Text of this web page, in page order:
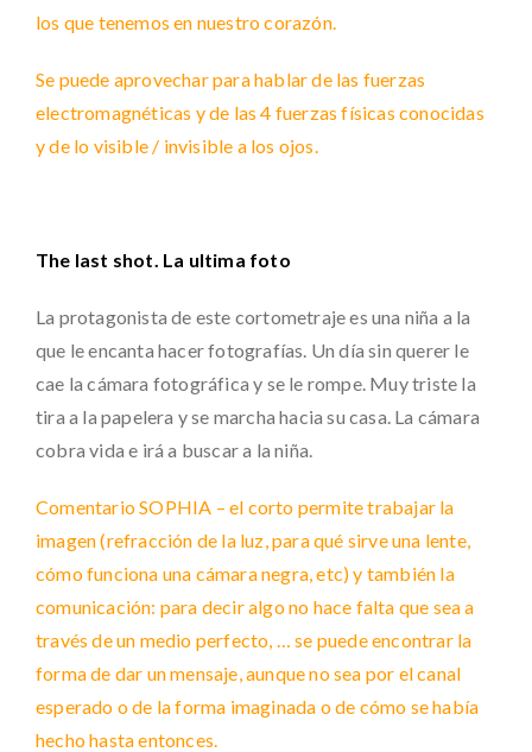
los que tenemos en nuestro corazón.
Se puede aprovechar para hablar de las fuerzas
electromagnéticas y de las 4 fuerzas físicas conocidas
y de lo visible / invisible a los ojos.
The last shot. La ultima foto
La protagonista de este cortometraje es una niña a la
que le encanta hacer fotografías. Un día sin querer le
cae la cámara fotográfica y se le rompe. Muy triste la
tira a la papelera y se marcha hacia su casa. La cámara
cobra vida e irá a buscar a la niña.
Comentario SOPHIA – el corto permite trabajar la
imagen (refracción de la luz, para qué sirve una lente,
cómo funciona una cámara negra, etc) y también la
comunicación: para decir algo no hace falta que sea a
través de un medio perfecto, … se puede encontrar la
forma de dar un mensaje, aunque no sea por el canal
esperado o de la forma imaginada o de cómo se había
hecho hasta entonces.